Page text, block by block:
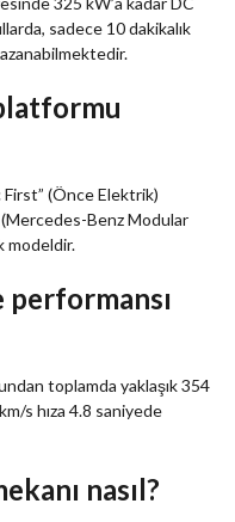
sadece 10 dakikalık
(Önce Elektrik)
Benz Modular
modeldir.
performansı
toplamda yaklaşık 354
s hıza 4.8 saniyede
nasıl?